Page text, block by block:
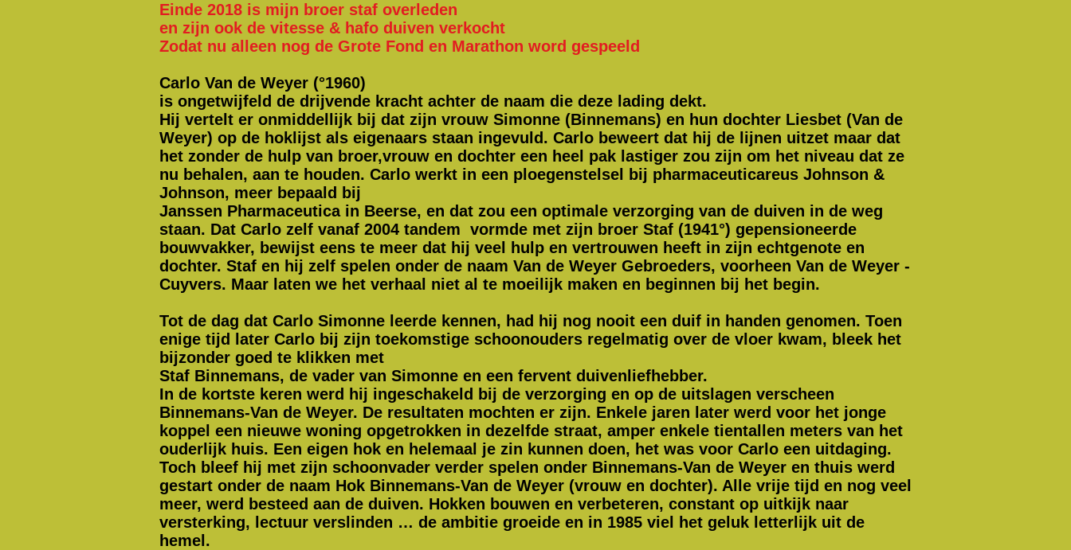
Einde 2018 is mijn broer staf overleden
en zijn ook de vitesse & hafo duiven verkocht
Zodat nu alleen nog de Grote Fond en Marathon word gespeeld
Carlo Van de Weyer (°1960)
is ongetwijfeld de drijvende kracht achter de naam die deze lading dekt.
Hij vertelt er onmiddellijk bij dat zijn vrouw Simonne (Binnemans) en hun dochter Liesbet (Van de
Weyer) op de hoklijst als eigenaars staan ingevuld. Carlo beweert dat hij de lijnen uitzet maar dat
het zonder de hulp van broer,vrouw en dochter een heel pak lastiger zou zijn om het niveau dat ze
nu behalen, aan te houden. Carlo werkt in een ploegenstelsel bij pharmaceuticareus Johnson &
Johnson, meer bepaald bij
Janssen Pharmaceutica in Beerse, en dat zou een optimale verzorging van de duiven in de weg
staan. Dat Carlo zelf vanaf 2004 tandem vormde met zijn broer Staf (1941°) gepensioneerde
bouwvakker, bewijst eens te meer dat hij veel hulp en vertrouwen heeft in zijn echtgenote en
dochter. Staf en hij zelf spelen onder de naam Van de Weyer Gebroeders, voorheen Van de Weyer -
Cuyvers. Maar laten we het verhaal niet al te moeilijk maken en beginnen bij het begin.
Tot de dag dat Carlo Simonne leerde kennen, had hij nog nooit een duif in handen genomen. Toen
enige tijd later Carlo bij zijn toekomstige schoonouders regelmatig over de vloer kwam, bleek het
bijzonder goed te klikken met
Staf Binnemans, de vader van Simonne en een fervent duivenliefhebber.
In de kortste keren werd hij ingeschakeld bij de verzorging en op de uitslagen verscheen
Binnemans-Van de Weyer. De resultaten mochten er zijn. Enkele jaren later werd voor het jonge
koppel een nieuwe woning opgetrokken in dezelfde straat, amper enkele tientallen meters van het
ouderlijk huis. Een eigen hok en helemaal je zin kunnen doen, het was voor Carlo een uitdaging.
Toch bleef hij met zijn schoonvader verder spelen onder Binnemans-Van de Weyer en thuis werd
gestart onder de naam Hok Binnemans-Van de Weyer (vrouw en dochter). Alle vrije tijd en nog veel
meer, werd besteed aan de duiven. Hokken bouwen en verbeteren, constant op uitkijk naar
versterking, lectuur verslinden … de ambitie groeide en in 1985 viel het geluk letterlijk uit de
hemel.